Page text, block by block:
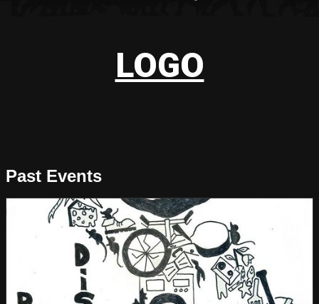
LOGO
Past Events